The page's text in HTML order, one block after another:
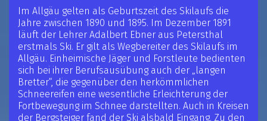
Im Allgäu gelten als Geburtszeit des Skilaufs die
Jahre zwischen 1890 und 1895. Im Dezember 1891
läuft der Lehrer Adalbert Ebner aus Petersthal
erstmals Ski. Er gilt als Wegbereiter des Skilaufs im
Allgäu. Einheimische Jäger und Forstleute bedienten
sich bei ihrer Berufsausübung auch der „langen
Bretter“, die gegenüber den herkömmlichen
Schneereifen eine wesentliche Erleichterung der
Fortbewegung im Schnee darstellten. Auch in Kreisen
der Bergsteiger fand der Ski alsbald Eingang. Zu den